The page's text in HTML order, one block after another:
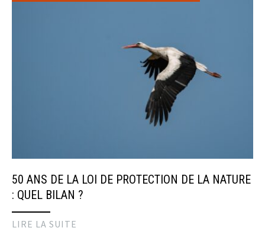
50 ANS DE LA LOI DE PROTECTION DE LA NATURE
: QUEL BILAN ?
LIRE LA SUITE